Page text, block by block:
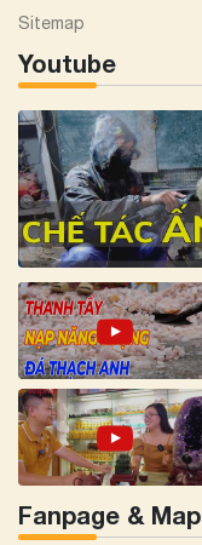
Sitemap
Youtube
Fanpage & Map